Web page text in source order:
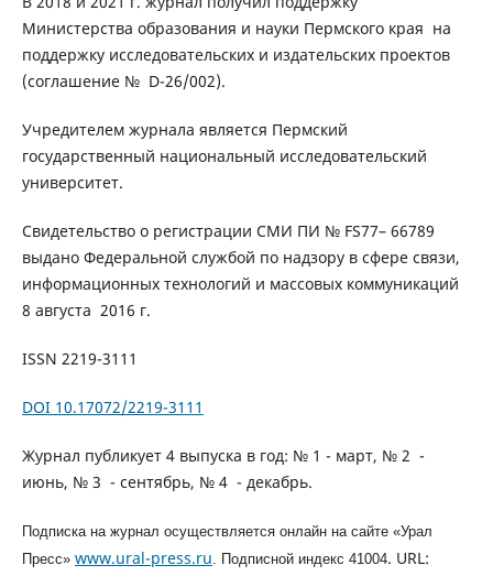
Министерства образования и науки Пермского края на
поддержку исследовательских и издательских проектов
(соглашение № D-26/002).
Учредителем журнала является Пермский
государственный национальный исследовательский
университет.
Свидетельство о регистрации СМИ ПИ № FS77– 66789
выдано Федеральной службой по надзору в сфере связи,
информационных технологий и массовых коммуникаций
8 августа 2016 г.
ISSN 2219-3111
DOI 10.17072/2219-3111
Журнал публикует 4 выпуска в год: № 1 - март, № 2 -
июнь, № 3 - сентябрь, № 4 - декабрь.
Подписка на журнал осуществляется онлайн на сайте «Урал
Пресс» www.ural-press.ru. Подписной индекс 41004. URL: